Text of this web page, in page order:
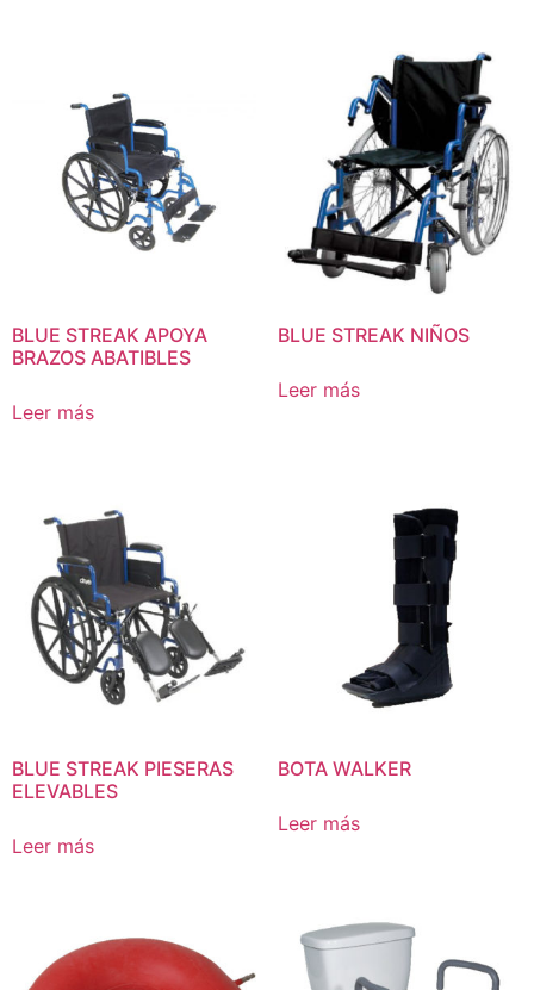
BLUE STREAK APOYA
BRAZOS ABATIBLES
Leer más
BLUE STREAK NIÑOS
Leer más
BLUE STREAK PIESERAS
ELEVABLES
Leer más
BOTA WALKER
Leer más